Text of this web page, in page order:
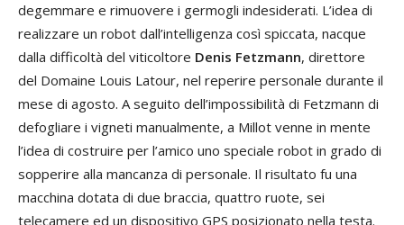
degemmare e rimuovere i germogli indesiderati. L’idea di
realizzare un robot dall’intelligenza così spiccata, nacque
dalla difficoltà del viticoltore Denis Fetzmann, direttore
del Domaine Louis Latour, nel reperire personale durante il
mese di agosto. A seguito dell’impossibilità di Fetzmann di
defogliare i vigneti manualmente, a Millot venne in mente
l’idea di costruire per l’amico uno speciale robot in grado di
sopperire alla mancanza di personale. Il risultato fu una
macchina dotata di due braccia, quattro ruote, sei
telecamere ed un dispositivo GPS posizionato nella testa.